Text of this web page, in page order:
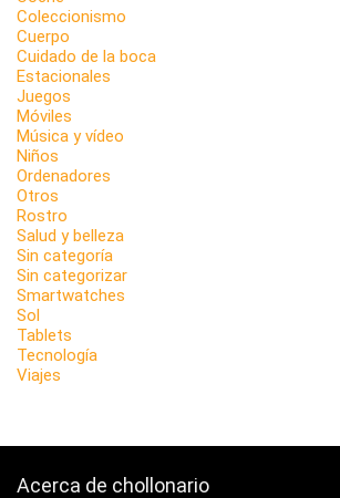
Coleccionismo
Cuerpo
Cuidado de la boca
Estacionales
Juegos
Móviles
Música y vídeo
Niños
Ordenadores
Otros
Rostro
Salud y belleza
Sin categoría
Sin categorizar
Smartwatches
Sol
Tablets
Tecnología
Viajes
Acerca de chollonario